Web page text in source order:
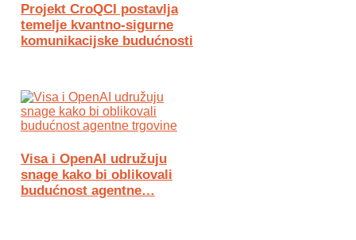
Projekt CroQCI postavlja
temelje kvantno-sigurne
komunikacijske budućnosti
Visa i OpenAI udružuju
snage kako bi oblikovali
budućnost agentne…